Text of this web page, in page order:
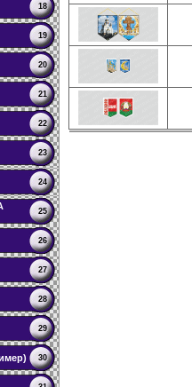
18
19
20
21
22
23
24
25
26
27
28
29
30